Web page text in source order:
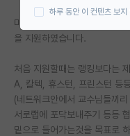
대학원 합격 후기 게
연구실(PI) 홍보 게시판
석박사 채용 정보 게
임용 정보 게시판
학부 인턴 게시판
미국에서 기계공학 학부를 공
을 지원하였습니다.
처음 지원할때는 랭킹보다는
A, 칼텍, 휴스턴, 프린스턴 등
(네트워크안에서 교수님들끼
서로랩에 포닥보내주기 등등
밑으로 들어가는것을 목표로
하루 동안 이 컨텐츠 보지